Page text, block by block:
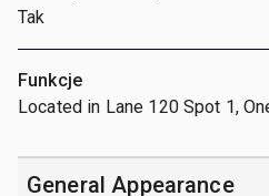
Tak
Funkcje
Located in Lane 120 Spot 1,
General Appearance